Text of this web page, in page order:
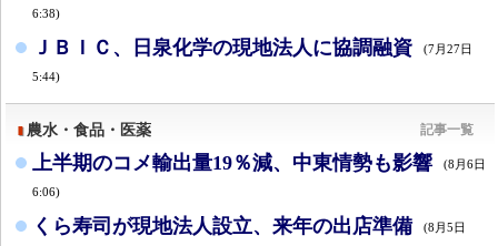
6:38)
ＪＢＩＣ、日泉化学の現地法人に協調融資 (7月27日
5:44)
農水・食品・医薬 記事一覧
上半期のコメ輸出量19％減、中東情勢も影響 (8月6日
6:06)
くら寿司が現地法人設立、来年の出店準備 (8月5日